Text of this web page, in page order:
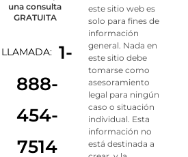
una consulta
GRATUITA
LLAMADA: 1-
888-
454-
7514
este sitio web es
solo para fines de
información
general. Nada en
este sitio debe
tomarse como
asesoramiento
legal para ningún
caso o situación
individual. Esta
información no
está destinada a